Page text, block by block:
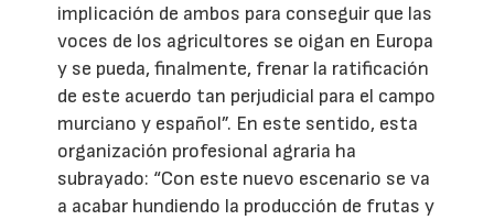
implicación de ambos para conseguir que las
voces de los agricultores se oigan en Europa
y se pueda, finalmente, frenar la ratificación
de este acuerdo tan perjudicial para el campo
murciano y español”. En este sentido, esta
organización profesional agraria ha
subrayado: “Con este nuevo escenario se va
a acabar hundiendo la producción de frutas y